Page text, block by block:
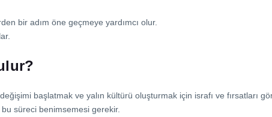
bir adım öne geçmeye yardımcı olur.
başlatmak ve yalın kültürü oluşturmak için israfı ve fırsatları
süreci benimsemesi gerekir.